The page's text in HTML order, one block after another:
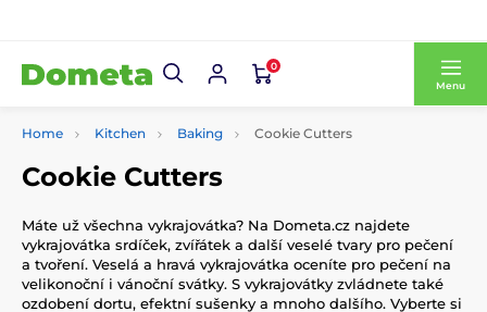
0
Menu
Home Kitchen Baking Cookie Cutters
Cookie Cutters
Máte už všechna vykrajovátka? Na Dometa.cz najdete
vykrajovátka srdíček, zvířátek a další veselé tvary pro pečení
a tvoření. Veselá a hravá vykrajovátka oceníte pro pečení na
velikonoční i vánoční svátky. S vykrajovátky zvládnete také
ozdobení dortu, efektní sušenky a mnoho dalšího. Vyberte si